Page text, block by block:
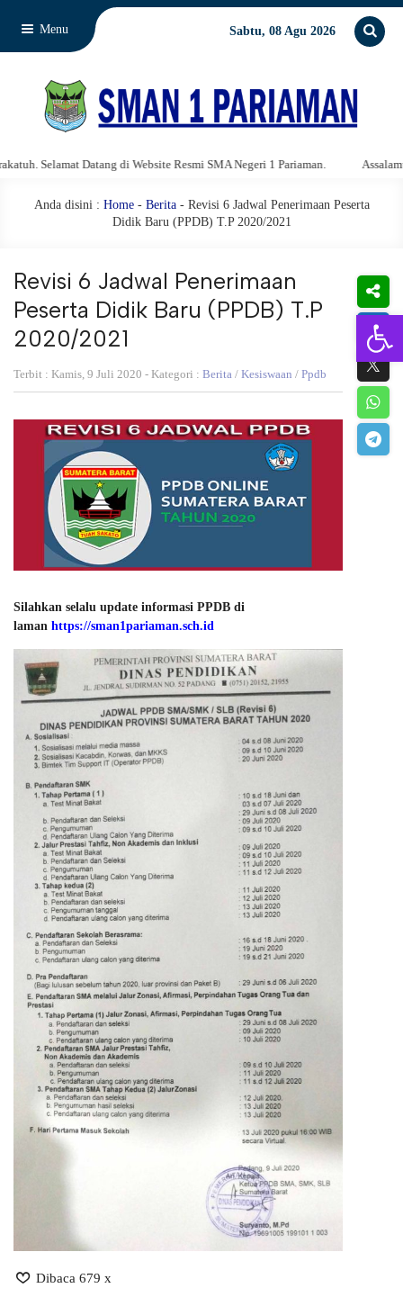
Menu Sabtu, 08 Agu 2026
Datang di Website Resmi SMA Negeri 1 Pariaman.
Anda disini : Home- Berita- Revisi 6 Jadwal Penerimaan Peserta
Didik Baru (PPDB) T.P 2020/2021
Revisi 6 Jadwal Penerimaan
Peserta Didik Baru (PPDB) T.P
2020/2021
Terbit : Kamis, 9 Juli 2020 - Kategori : Berita / Kesiswaan / Ppdb
Silahkan selalu update informasi PPDB di
laman https://sman1pariaman.sch.id
Dibaca 679 x